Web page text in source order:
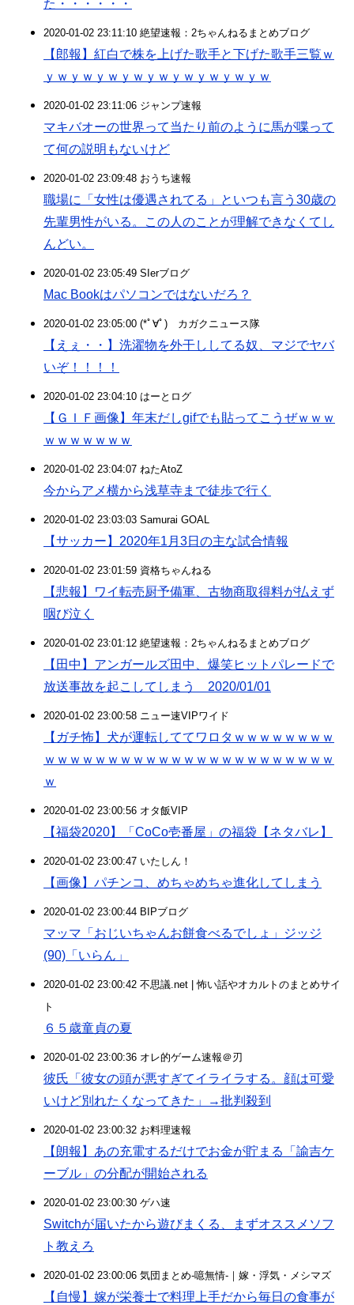
た・・・・・・
2020-01-02 23:11:10 絶望速報：2ちゃんねるまとめブログ
【郎報】紅白で株を上げた歌手と下げた歌手三覧ｗ
ｙｗｙｗｙｗｙｗｙｗｙｗｙｗｙｗｙｗ
2020-01-02 23:11:06 ジャンプ速報
マキバオーの世界って当たり前のように馬が喋って
て何の説明もないけど
2020-01-02 23:09:48 おうち速報
職場に「女性は優遇されてる」といつも言う30歳の
先輩男性がいる。この人のことが理解できなくてし
んどい。
2020-01-02 23:05:49 SIerブログ
Mac Bookはパソコンではないだろ？
2020-01-02 23:05:00 (*ﾟ∀ﾟ)ゞカガクニュース隊
【えぇ・・】洗濯物を外干ししてる奴、マジでヤバ
いぞ！！！！
2020-01-02 23:04:10 はーとログ
【ＧＩＦ画像】年末だしgifでも貼ってこうぜｗｗｗ
ｗｗｗｗｗｗｗ
2020-01-02 23:04:07 ねたAtoZ
今からアメ横から浅草寺まで徒歩で行く
2020-01-02 23:03:03 Samurai GOAL
【サッカー】2020年1月3日の主な試合情報
2020-01-02 23:01:59 資格ちゃんねる
【悲報】ワイ転売厨予備軍、古物商取得料が払えず
咽び泣く
2020-01-02 23:01:12 絶望速報：2ちゃんねるまとめブログ
【田中】アンガールズ田中、爆笑ヒットパレードで
放送事故を起こしてしまう 2020/01/01
2020-01-02 23:00:58 ニュー速VIPワイド
【ガチ怖】犬が運転しててワロタｗｗｗｗｗｗｗｗ
ｗｗｗｗｗｗｗｗｗｗｗｗｗｗｗｗｗｗｗｗｗｗｗ
ｗ
2020-01-02 23:00:56 オタ飯VIP
【福袋2020】「CoCo壱番屋」の福袋【ネタバレ】
2020-01-02 23:00:47 いたしん！
【画像】パチンコ、めちゃめちゃ進化してしまう
2020-01-02 23:00:44 BIPブログ
マッマ「おじいちゃんお餅食べるでしょ」ジッジ
(90)「いらん」
2020-01-02 23:00:42 不思議.net | 怖い話やオカルトのまとめサイ
ト
６５歳童貞の夏
2020-01-02 23:00:36 オレ的ゲーム速報＠刃
彼氏「彼女の頭が悪すぎてイライラする。顔は可愛
いけど別れたくなってきた」→批判殺到
2020-01-02 23:00:32 お料理速報
【朗報】あの充電するだけでお金が貯まる「諭吉ケ
ーブル」の分配が開始される
2020-01-02 23:00:30 ゲハ速
Switchが届いたから遊びまくる、まずオススメソフ
ト教えろ
2020-01-02 23:00:06 気団まとめ-噫無情-｜嫁・浮気・メシマズ
【自慢】嫁が栄養士で料理上手だから毎日の食事が